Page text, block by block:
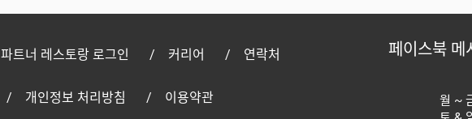
파트너 레스토랑 로그인 커리어 연락처
개인정보 처리방침 이용약관
페이스북 메
월 ~